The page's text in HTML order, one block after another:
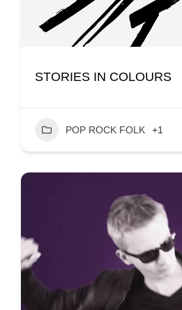
STORIES IN COLOURS
POP ROCK FOLK +1